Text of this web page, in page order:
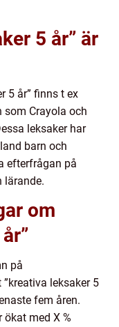
5 år” är
5 år” finns t ex
Crayola och
leksaker har
barn och
efterfrågan på
lärande.
om
på
leksaker 5
fem åren.
med X %